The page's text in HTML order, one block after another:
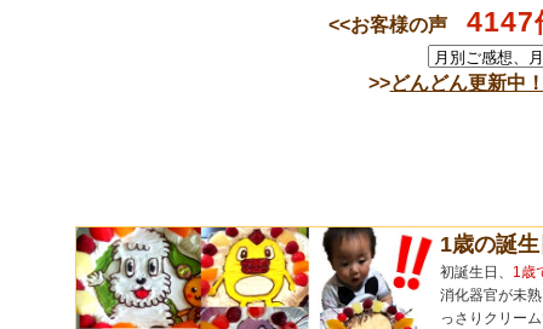
<<お客様の声 4147
>>どんどん更新中
1歳の誕
初誕生日、 1歳
消化器官が未
っさりクリー